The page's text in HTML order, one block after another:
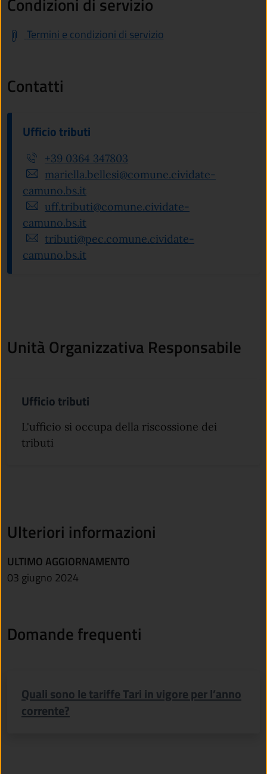
Termini e condizioni di servizio
Contatti
Ufficio tributi
+39 0364 347803
mariella.bellesi@comune.cividate-
camuno.bs.it
uff.tributi@comune.cividate-
camuno.bs.it
tributi@pec.comune.cividate-
camuno.bs.it
Unità Organizzativa Responsabile
Ufficio tributi
L'ufficio si occupa della riscossione dei
tributi
Ulteriori informazioni
ULTIMO AGGIORNAMENTO
03 giugno 2024
Domande frequenti
Quali sono le tariffe Tari in vigore per l’anno
corrente?